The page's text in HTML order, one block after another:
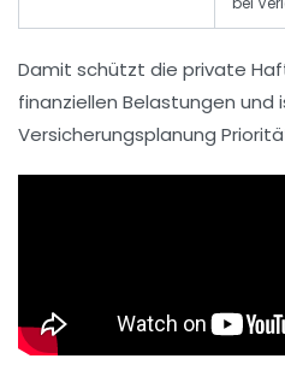
Damit schützt die private
finanziellen Belastungen
Versicherungsplanung